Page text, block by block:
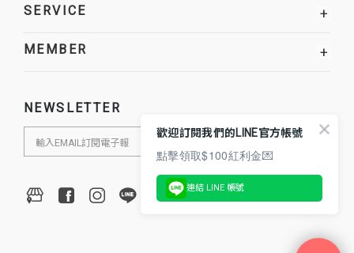
SERVICE +
MEMBER +
NEWSLETTER
歡迎訂閱我們的LINE官方帳號
點擊領取$100紅利金💌
連結 LINE 帳號